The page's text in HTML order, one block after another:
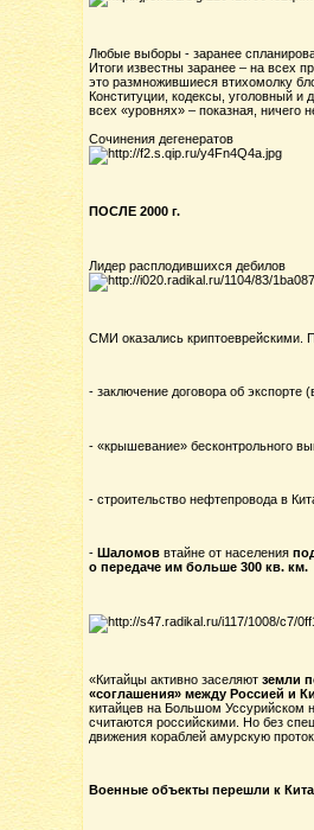
Любые выборы - заранее
Итоги известны заранее – на всех
это размножившиеся втихомолку
Конституции, кодексы, уголовный
всех «уровнях» – показная, ничего
Сочинения дегенератов
ПОСЛЕ 2000 г.
Лидер расплодившихся дебилов
СМИ оказались криптоеврейскими.
- заключение договора об
- «крышевание» бесконтрольного
- строительство нефтепровода в
- Шаломов втайне от населения
о передаче им больше 300 кв. км.
«Китайцы активно заселяют земли
«соглашения» между Россией и
китайцев на Большом Уссурийском
считаются российскими. Но без
движения кораблей амурскую
Военные объекты перешли к